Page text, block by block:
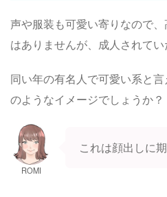
声や服装も可愛い寄りなので
はありませんが、成人されてい
同い年の有名人で可愛い系と
のようなイメージでしょうか？
ROMI
これは顔出しに